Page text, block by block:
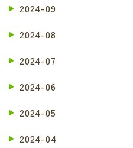
2024-09
2024-08
2024-07
2024-06
2024-05
2024-04